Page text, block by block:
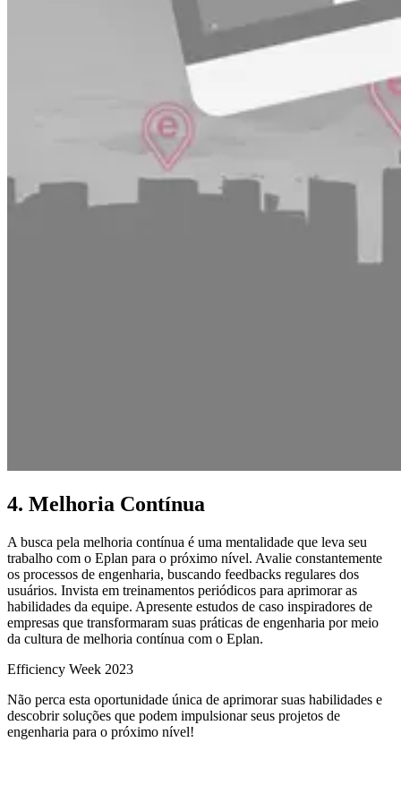
4. Melhoria Contínua
A busca pela melhoria contínua é uma mentalidade que leva seu
trabalho com o Eplan para o próximo nível. Avalie constantemente
os processos de engenharia, buscando feedbacks regulares dos
usuários. Invista em treinamentos periódicos para aprimorar as
habilidades da equipe. Apresente estudos de caso inspiradores de
empresas que transformaram suas práticas de engenharia por meio
da cultura de melhoria contínua com o Eplan.
Efficiency Week 2023
Não perca esta oportunidade única de aprimorar suas habilidades e
descobrir soluções que podem impulsionar seus projetos de
engenharia para o próximo nível!